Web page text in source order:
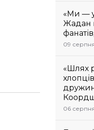
«Ми — у
Жадан
09
«Шлях
06